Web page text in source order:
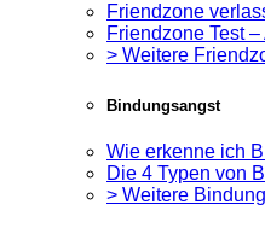
Friendzone
Friendzone Test
> Weitere
Bindungsangst
Wie erkenne ich
Die 4 Typen von
> Weitere